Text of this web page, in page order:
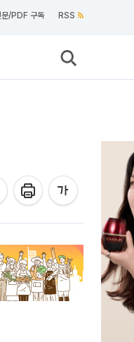
문/PDF 구독 RSS